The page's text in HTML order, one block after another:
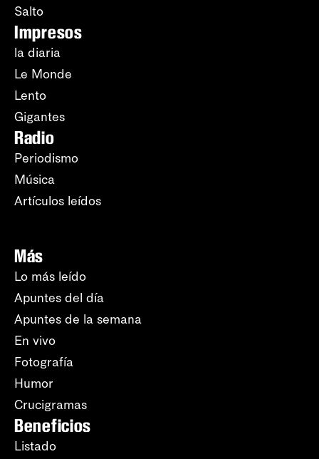
Salto
Impresos
la diaria
Le Monde
Lento
Gigantes
Radio
Periodismo
Música
Artículos leídos
Más
Lo más leído
Apuntes del día
Apuntes de la semana
En vivo
Fotografía
Humor
Crucigramas
Beneficios
Listado